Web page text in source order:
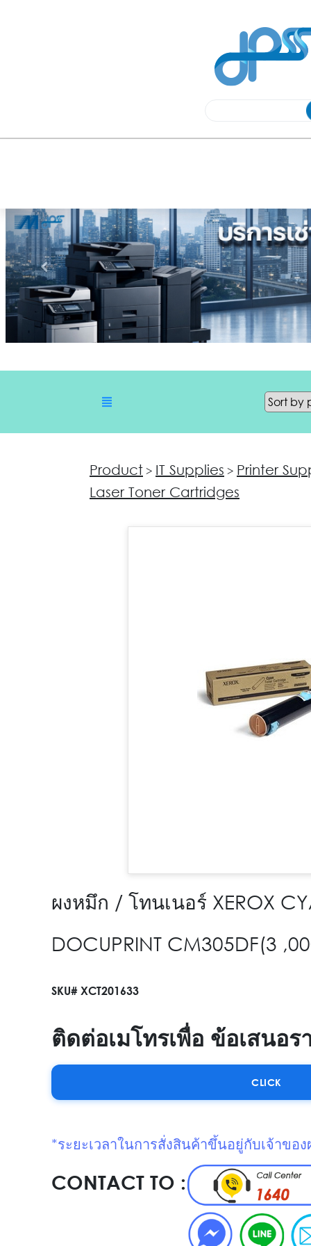
Product > IT Supplies > Printer
Laser Toner Cartridges
ผงหมึก / โทนเนอร์ XEROX
DOCUPRINT CM305DF(3
SKU# XCT201633
ติดต่อเมโทรเพื่อ ข้อเสนอร
CLICK
*ระยะเวลาในการสั่งสินค้าขึ้นอยู่กับเจ้าข
CONTACT TO :